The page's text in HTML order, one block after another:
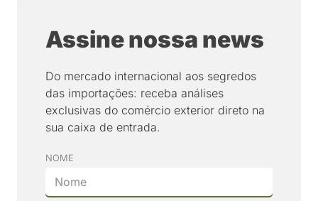
Assine nossa news
Do mercado internacional aos segredos
das importações: receba análises
exclusivas do comércio exterior direto na
sua caixa de entrada.
NOME